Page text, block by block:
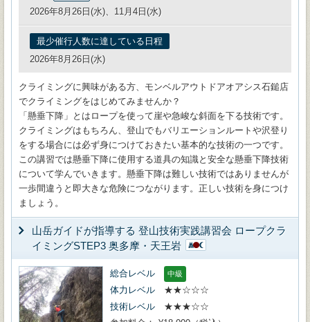
2026年8月26日(水)、11月4日(水)
最少催行人数に達している日程
2026年8月26日(水)
クライミングに興味がある方、モンベルアウトドアオアシス石鎚店
でクライミングをはじめてみませんか？
「懸垂下降」とはロープを使って崖や急峻な斜面を下る技術です。
クライミングはもちろん、登山でもバリエーションルートや沢登り
をする場合には必ず身につけておきたい基本的な技術の一つです。
この講習では懸垂下降に使用する道具の知識と安全な懸垂下降技術
について学んでいきます。懸垂下降は難しい技術ではありませんが
一歩間違うと即大きな危険につながります。正しい技術を身につけ
ましょう。
山岳ガイドが指導する 登山技術実践講習会 ロープクラ
イミングSTEP3 奥多摩・天王岩
総合レベル 中級
体力レベル
★★☆☆☆
技術レベル
★★★☆☆